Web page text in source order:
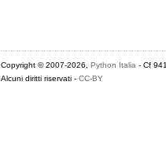
Copyright © 2007-2026, Python Italia - Cf
Alcuni diritti riservati - CC-BY